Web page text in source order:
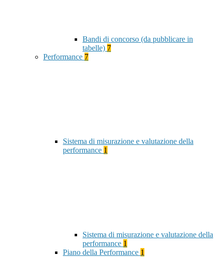
Bandi di concorso (da pubblicare in
tabelle) 7
Performance 7
Sistema di misurazione e valutazione della
performance 1
Sistema di misurazione e valutazione della
performance 1
Piano della Performance 1